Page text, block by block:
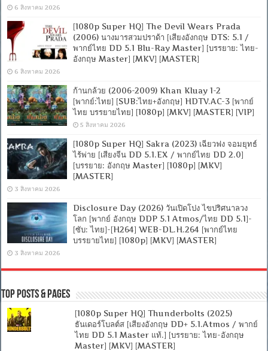
6 สิงหาคม 2026
[1080p Super HQ] The Devil Wears Prada
(2006) นางมารสวมปราด้า [เสียงอังกฤษ DTS: 5.1 /
พากย์ไทย DD 5.1 Blu-Ray Master] [บรรยาย: ไทย-
อังกฤษ Master] [MKV] [MASTER]
6 สิงหาคม 2026
ก้านกล้วย (2006-2009) Khan Kluay 1-2
[พากย์:ไทย] [SUB:ไทย+อังกฤษ] HDTV.AC-3 [พากย์
ไทย บรรยายไทย] [1080p] [MKV] [MASTER] [VIP]
5 สิงหาคม 2026
[1080p Super HQ] Sakra (2023) เฉียวฟง จอมยุทธ์
ไร้พ่าย [เสียงจีน DD 5.1.EX / พากย์ไทย DD 2.0]
[บรรยาย: อังกฤษ Master] [1080p] [MKV]
[MASTER]
3 สิงหาคม 2026
Disclosure Day (2026) วันเปิดโปง ไขปริศนาลวง
โลก [พากย์ อังกฤษ DDP 5.1 Atmos/ไทย DD 5.1]-
[ซับ: ไทย]-[H264] WEB-DL.H.264 [พากย์ไทย
บรรยายไทย] [1080p] [MKV] [MASTER]
3 สิงหาคม 2026
Top Posts & Pages
[1080p Super HQ] Thunderbolts (2025)
ธันเดอร์โบลต์ส [เสียงอังกฤษ DD+ 5.1.Atmos / พากย์
ไทย DD 5.1 Master แท้.] [บรรยาย: ไทย-อังกฤษ
Master] [MKV] [MASTER]